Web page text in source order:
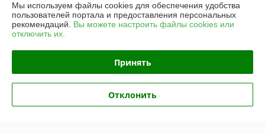
Контакты
Доставка и оплата
Полная версия сайта
Мы используем файлы cookies для обеспечения удобства
пользователей портала и предоставления персональных
рекомендаций. Вы можете настроить файлы cookies или
отключить их.
Принять
Отклонить